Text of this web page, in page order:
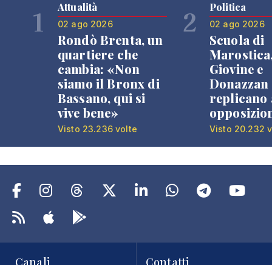
1 Attualità
02 ago 2026
Rondò Brenta, un
quartiere che
cambia: «Non
siamo il Bronx di
Bassano, qui si
vive bene»
Visto 23.236 volte
2 Politica
02 ago 2026
Scuola di
Giovine e
Donazzan
replicano
Visto 20.232
Canali Contatti